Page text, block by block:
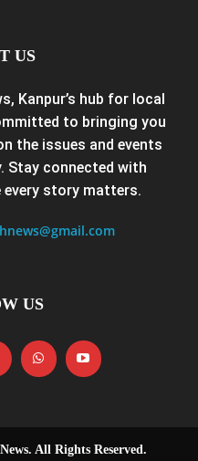
US
Kanpur’s hub for local
to bringing you
the issues and events
Stay connected with
every story matters.
US
All Rights Reserved.